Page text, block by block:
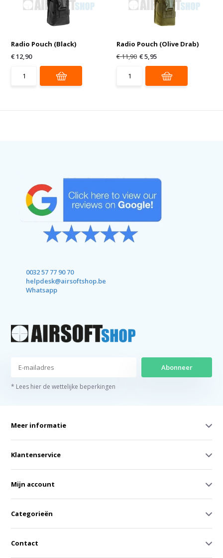
Radio Pouch (Black)
€ 12,90
Radio Pouch (Olive Drab)
€ 11,90 € 5,95
0032 57 77 90 70
helpdesk@airsoftshop.be
Whatsapp
Abonneer
* Lees hier de wettelijke beperkingen
Meer informatie
Klantenservice
Mijn account
Categorieën
Contact